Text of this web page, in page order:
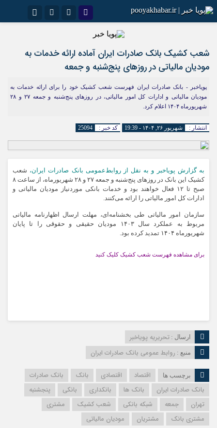
سروش
ایتا
آپارات
اپلیکیشن رمز عبور
مرا به خاطر بسپار
شعب کشیک بانک صادرات ایران آماده ارائه خدمات به
مودیان مالیاتی در روزهای پنج‌شنبه و جمعه
پویاخبر - بانک صادرات ایران فهرست شعب کشیک خود را برای ارائه خدمات به
مودیان مالیاتی و ادارات کل امور مالیاتی، در روزهای پنج‌شنبه و جمعه ۲۷ و ۲۸
شهریورماه ۱۴۰۴ اعلام کرد.
انتشار : شهریور ۲۶, ۱۴۰۴ - 19:39 کد خبر : 25094
به گزارش پویاخبر و به نقل از روابط‌عمومی بانک صادرات ایران، شعب
کشیک این بانک در روزهای پنج‌شنبه و جمعه ۲۷ و ۲۸ شهریورماه، از ساعت ۸
صبح تا ۱۲ فعال خواهند بود و خدمات بانکی موردنیاز مودیان مالیاتی و
ادارات کل امور مالیاتی را ارائه می‌کنند.
سازمان امور مالیاتی طی بخشنامه‌ای، مهلت ارسال اظهارنامه مالیاتی
مربوط به عملکرد سال ۱۴۰۳ مودیان حقیقی و حقوقی را تا پایان
شهریورماه ۱۴۰۴ تمدید کرده بود.
برای مشاهده فهرست شعب کشیک کلیک کنید
ارسال : تحریریه پویاخبر
منبع : روابط عمومی بانک صادرات ایران
برچسب ها اقتصاد اقتصادی بانک
بانک صادرات
بانک صادرات ایران
بانک ها بانکداری بانکی
پنجشنبه
تهران
جمعه شبکه بانکی شعب کشیک
مشتری
مشتری بانک
مشتریان مودیان مالیاتی